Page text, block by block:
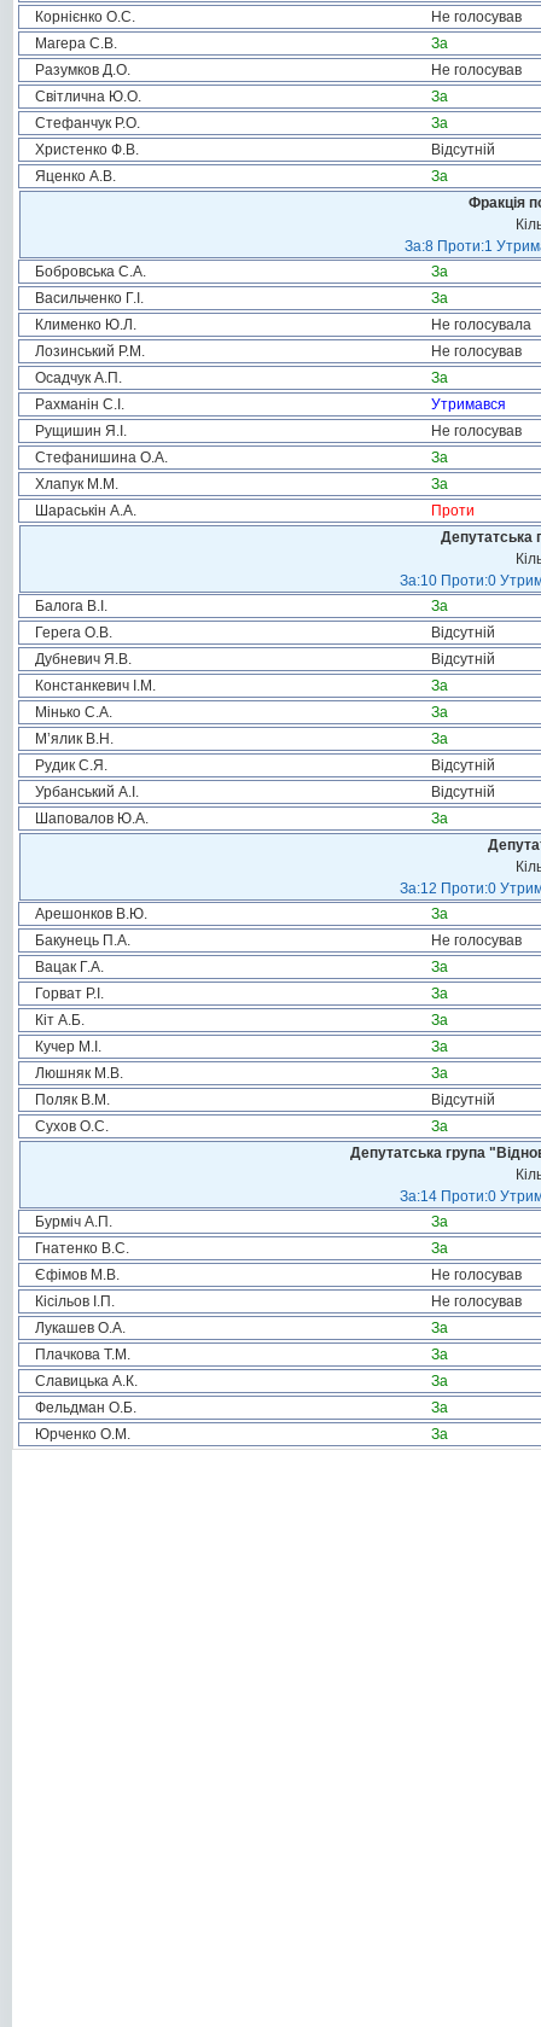
Корнієнко О.С.
Не голосував
Магера С.В.
За
Разумков Д.О.
Не голосував
Світлична Ю.О.
За
Стефанчук Р.О.
За
Христенко Ф.В.
Відсутній
Яценко А.В.
За
Фракція
За:8 Проти:1
Бобровська С.А.
За
Васильченко Г.І.
За
Клименко Ю.Л.
Не голосувала
Лозинський Р.М.
Не голосував
Осадчук А.П.
За
Рахманін С.І.
Утримався
Рущишин Я.І.
Не голосував
Стефанишина О.А.
За
Хлапук М.М.
За
Шараськін А.А.
Проти
Депутатська
За:10 Проти:0
Балога В.І.
За
Герега О.В.
Відсутній
Дубневич Я.В.
Відсутній
Констанкевич І.М.
За
Мінько С.А.
За
М’ялик В.Н.
За
Рудик С.Я.
Відсутній
Урбанський А.І.
Відсутній
Шаповалов Ю.А.
За
За:12 Проти:0
Арешонков В.Ю.
За
Бакунець П.А.
Не голосував
Вацак Г.А.
За
Горват Р.І.
За
Кіт А.Б.
За
Кучер М.І.
За
Люшняк М.В.
За
Поляк В.М.
Відсутній
Сухов О.С.
За
Депутатська група
За:14 Проти:0
Бурміч А.П.
За
Гнатенко В.С.
За
Єфімов М.В.
Не голосував
Кісільов І.П.
Не голосував
Лукашев О.А.
За
Плачкова Т.М.
За
Славицька А.К.
За
Фельдман О.Б.
За
Юрченко О.М.
За